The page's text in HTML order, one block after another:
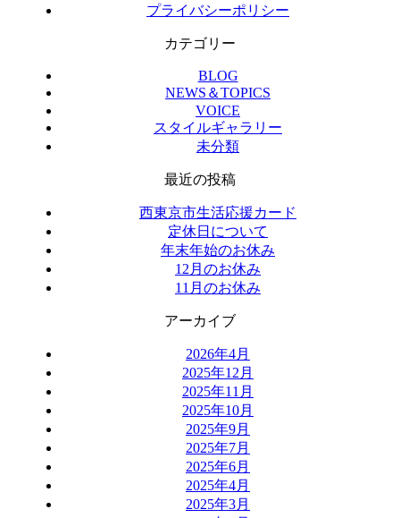
プライバシーポリシー
カテゴリー
BLOG
NEWS＆TOPICS
VOICE
スタイルギャラリー
未分類
最近の投稿
西東京市生活応援カード
定休日について
年末年始のお休み
12月のお休み
11月のお休み
アーカイブ
2026年4月
2025年12月
2025年11月
2025年10月
2025年9月
2025年7月
2025年6月
2025年4月
2025年3月